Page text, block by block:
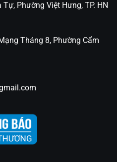
Phường Việt Hưng, TP. HN
Tháng 8, Phường Cẩm